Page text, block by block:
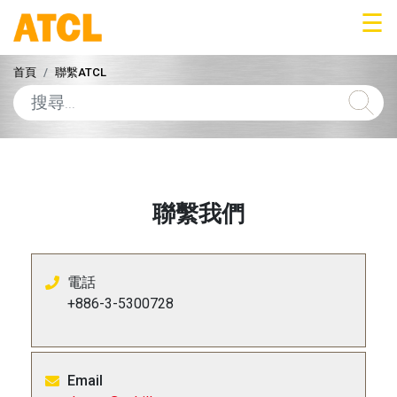
☰
首頁 聯繫ATCL
聯繫我們
電話
+886-3-5300728
Email